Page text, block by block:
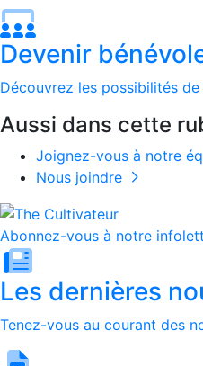
Devenir
Découvrez les possibilités de
Aussi dans cette
Joignez-vous à notre
Nous joindre
Abonnez-vous à notre
Les dernières
Tenez-vous au courant des